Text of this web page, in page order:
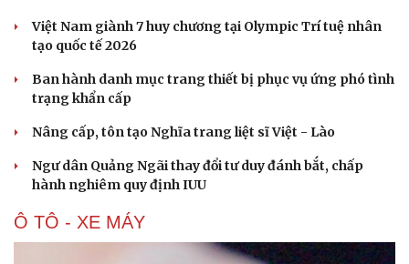
Văn hóa
Thời trang
Việt Nam giành 7 huy chương tại Olympic Trí tuệ nhân
tạo quốc tế 2026
Ban hành danh mục trang thiết bị phục vụ ứng phó tình
trạng khẩn cấp
Nâng cấp, tôn tạo Nghĩa trang liệt sĩ Việt - Lào
Ngư dân Quảng Ngãi thay đổi tư duy đánh bắt, chấp
hành nghiêm quy định IUU
Ô TÔ - XE MÁY